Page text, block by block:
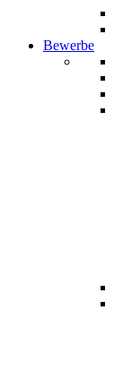
Bewerbe